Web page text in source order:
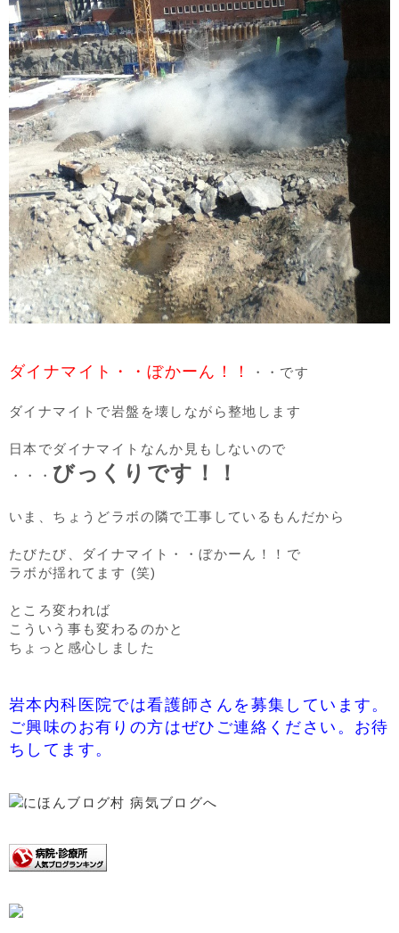
ダイナマイト・・ぼかーん！！ ・・です
ダイナマイトで岩盤を壊しながら整地します
日本でダイナマイトなんか見もしないので
・・・ びっくりです！！
いま、ちょうどラボの隣で工事しているもんだから
たびたび、ダイナマイト・・ぼかーん！！で
ラボが揺れてます (笑)
ところ変われば
こういう事も変わるのかと
ちょっと感心しました
岩本内科医院では看護師さんを募集しています。
ご興味のお有りの方はぜひご連絡ください。お待
ちしてます。